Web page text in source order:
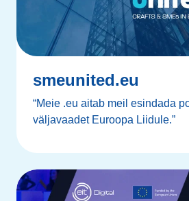
smeunited.eu
“Meie .eu aitab meil esindada
väljavaadet Euroopa Liidule.”